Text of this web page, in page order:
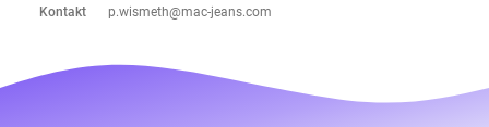
Kontakt
p.wismeth@mac-jeans.com